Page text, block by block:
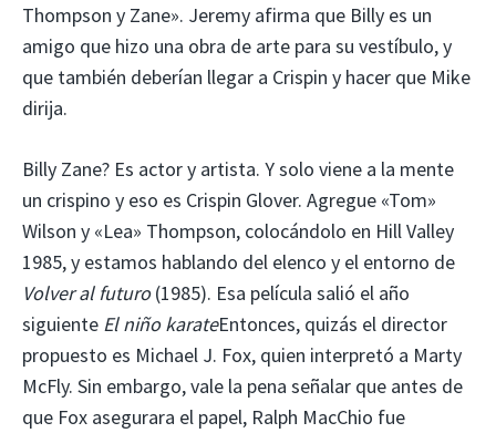
Thompson y Zane». Jeremy afirma que Billy es un
amigo que hizo una obra de arte para su vestíbulo, y
que también deberían llegar a Crispin y hacer que Mike
dirija.
Billy Zane? Es actor y artista. Y solo viene a la mente
un crispino y eso es Crispin Glover. Agregue «Tom»
Wilson y «Lea» Thompson, colocándolo en Hill Valley
1985, y estamos hablando del elenco y el entorno de
Volver al futuro(1985). Esa película salió el año
siguiente El niño karateEntonces, quizás el director
propuesto es Michael J. Fox, quien interpretó a Marty
McFly. Sin embargo, vale la pena señalar que antes de
que Fox asegurara el papel, Ralph MacChio fue